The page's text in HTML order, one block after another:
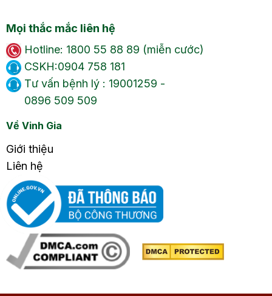
Mọi thắc mắc liên hệ
Hotline: 1800 55 88 89 (miễn cước)
CSKH:0904 758 181
Tư vấn bệnh lý : 19001259 -
0896 509 509
Về Vinh Gia
Giới thiệu
Liên hệ